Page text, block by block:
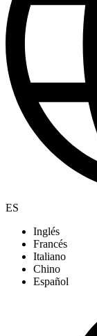
ES
Inglés
Francés
Italiano
Chino
Español